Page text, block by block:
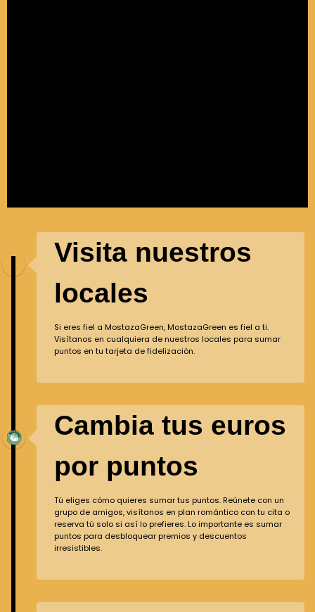
Visita nuestros
locales
Si eres fiel a MostazaGreen, MostazaGreen es fiel a ti.
Visítanos en cualquiera de nuestros locales para sumar
puntos en tu tarjeta de fidelización.
Cambia tus euros
por puntos
Tú eliges cómo quieres sumar tus puntos. Reúnete con un
grupo de amigos, visítanos en plan romántico con tu cita o
reserva tú solo si así lo prefieres. Lo importante es sumar
puntos para desbloquear premios y descuentos
irresistibles.